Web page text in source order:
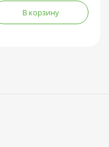
В корзину